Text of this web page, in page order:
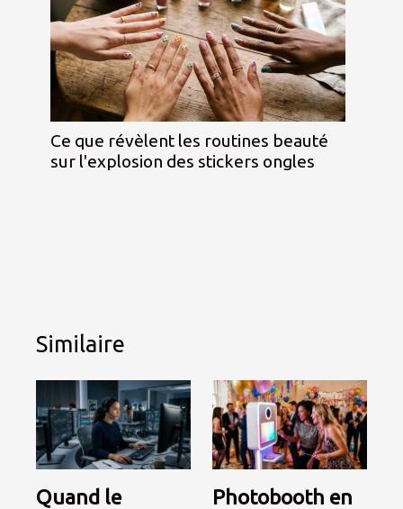
Ce que révèlent les routines beauté
sur l'explosion des stickers ongles
Similaire
Quand le
Photobooth en